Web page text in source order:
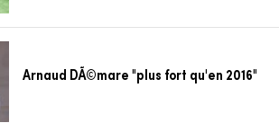
Arnaud DÃ©mare "plus fort qu'en 2016"